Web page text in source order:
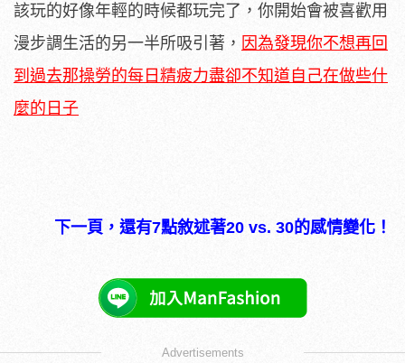
該玩的好像年輕的時候都玩完了，你開始會被喜歡用
漫步調生活的另一半所吸引著， 因為發現你不想再回
到過去那操勞的每日精疲力盡卻不知道自己在做些什
麼的日子
下一頁，還有7點敘述著20 vs. 30的感情變化！
Advertisements